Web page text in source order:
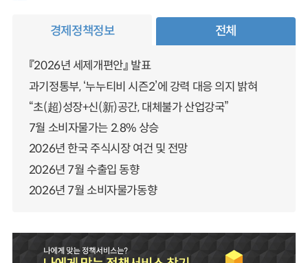
경제정책정보 전체
『2026년 세제개편안』 발표
과기정통부, ‘누누티비 시즌2’에 강력 대응 의지 밝혀
“초(超)성장+신(新)공간, 대체불가 산업강국”
7월 소비자물가는 2.8% 상승
2026년 한국 주식시장 여건 및 전망
2026년 7월 수출입 동향
2026년 7월 소비자물가동향